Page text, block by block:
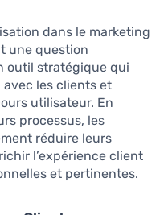
dans le marketing
une question
outil stratégique qui
les clients et
utilisateur. En
processus, les
réduire leurs
l’expérience client
et pertinentes.